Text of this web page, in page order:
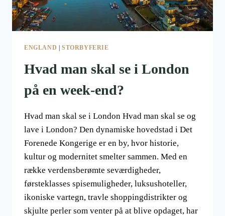
ENGLAND | STORBYFERIE
Hvad man skal se i London
på en week-end?
Hvad man skal se i London Hvad man skal se og
lave i London? Den dynamiske hovedstad i Det
Forenede Kongerige er en by, hvor historie,
kultur og modernitet smelter sammen. Med en
række verdensberømte seværdigheder,
førsteklasses spisemuligheder, luksushoteller,
ikoniske vartegn, travle shoppingdistrikter og
skjulte perler som venter på at blive opdaget, har